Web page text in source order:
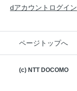
dアカウントログイン
ページトップへ
(c) NTT DOCOMO